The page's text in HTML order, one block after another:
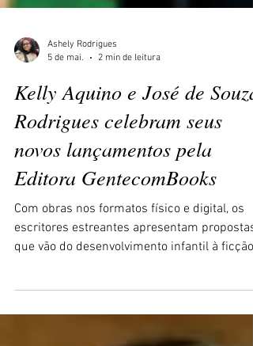
Ashely Rodrigues
5 de mai.
2 min de leitura
Kelly Aquino e José de Souza
Rodrigues celebram seus
Com obras nos formatos físico e digital, os